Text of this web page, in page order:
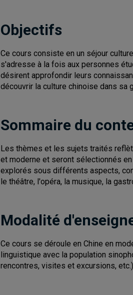
Objectifs
Ce cours consiste en un séjour
s'adresse à la fois aux personnes
désirent approfondir leurs
découvrir la culture chinoise dans sa
Sommaire du
Les thèmes et les sujets traités
et moderne et seront sélectionnés
explorés sous différents aspects,
le théâtre, l'opéra, la musique, la
Modalité
Ce cours se déroule en Chine en
linguistique avec la population
rencontres, visites et excursions,